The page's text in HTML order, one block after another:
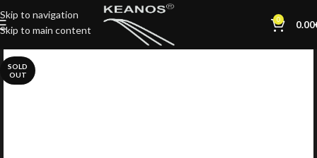
Skip to navigation
Skip to main content
0 0.00
SOLD
OUT